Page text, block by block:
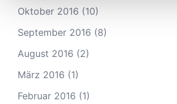
Oktober 2016 (10)
September 2016 (8)
August 2016 (2)
März 2016 (1)
Februar 2016 (1)